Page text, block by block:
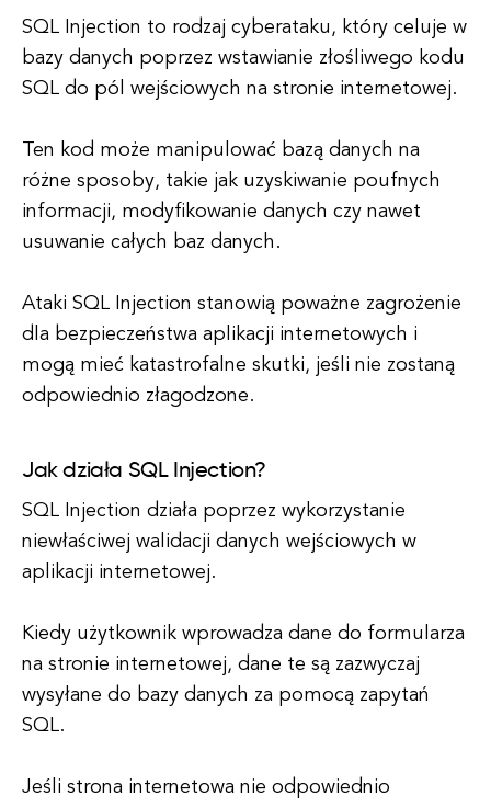
SQL Injection to rodzaj cyberataku, który celuje w
bazy danych poprzez wstawianie złośliwego kodu
SQL do pól wejściowych na stronie internetowej.
Ten kod może manipulować bazą danych na
różne sposoby, takie jak uzyskiwanie poufnych
informacji, modyfikowanie danych czy nawet
usuwanie całych baz danych.
Ataki SQL Injection stanowią poważne zagrożenie
dla bezpieczeństwa aplikacji internetowych i
mogą mieć katastrofalne skutki, jeśli nie zostaną
odpowiednio złagodzone.
Jak działa SQL Injection?
SQL Injection działa poprzez wykorzystanie
niewłaściwej walidacji danych wejściowych w
aplikacji internetowej.
Kiedy użytkownik wprowadza dane do formularza
na stronie internetowej, dane te są zazwyczaj
wysyłane do bazy danych za pomocą zapytań
SQL.
Jeśli strona internetowa nie odpowiednio